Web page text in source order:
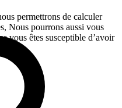
permettrons de calculer
Nous pourrons aussi vous
vous êtes susceptible d’avoir